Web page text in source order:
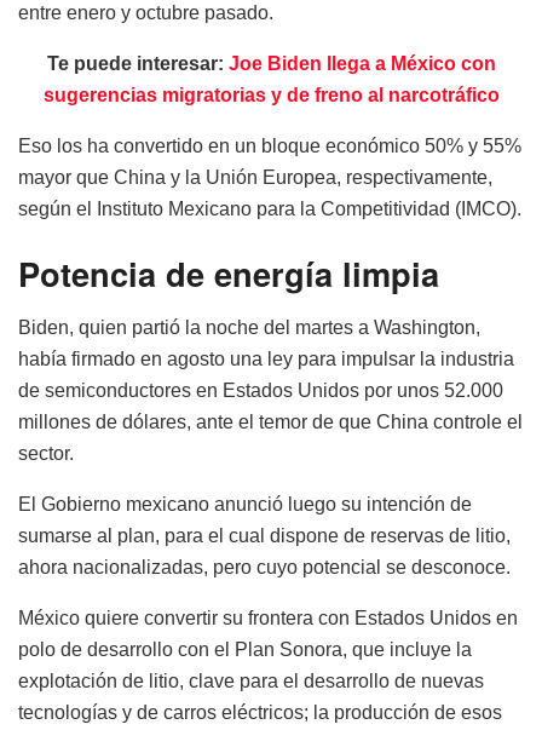
entre enero y octubre pasado.
Te puede interesar: Joe Biden llega a México con
sugerencias migratorias y de freno al narcotráfico
Eso los ha convertido en un bloque económico 50% y 55%
mayor que China y la Unión Europea, respectivamente,
según el Instituto Mexicano para la Competitividad (IMCO).
Potencia de energía limpia
Biden, quien partió la noche del martes a Washington,
había firmado en agosto una ley para impulsar la industria
de semiconductores en Estados Unidos por unos 52.000
millones de dólares, ante el temor de que China controle el
sector.
El Gobierno mexicano anunció luego su intención de
sumarse al plan, para el cual dispone de reservas de litio,
ahora nacionalizadas, pero cuyo potencial se desconoce.
México quiere convertir su frontera con Estados Unidos en
polo de desarrollo con el Plan Sonora, que incluye la
explotación de litio, clave para el desarrollo de nuevas
tecnologías y de carros eléctricos; la producción de esos